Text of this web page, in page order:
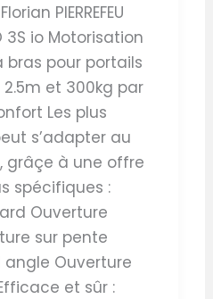
PIERREFEU
3S io Motorisation
bras pour portails
et 300kg par
Les plus
s’adapter au
grâçe à une offre
spécifiques :
Ouverture
sur pente
Ouverture
et sûr :